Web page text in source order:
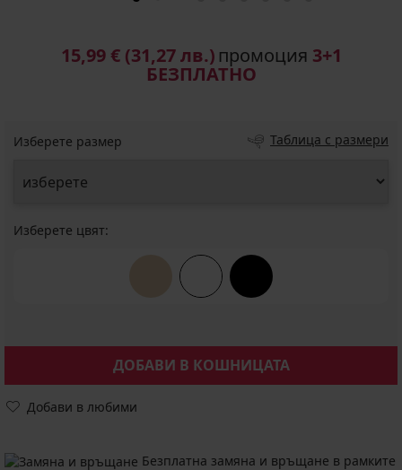
15,99 € (31,27 лв.) промоция 3+1
БЕЗПЛАТНО
Изберете размер Таблица с размери
Изберете цвят:
ДОБАВИ В КОШНИЦАТА
Добави в любими
Безплатна замяна и връщане в рамките